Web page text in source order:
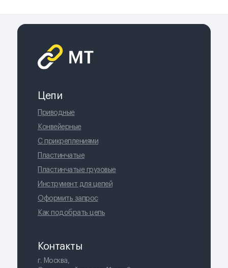
Цепи
Контакты
Приводные
Конвейерные
С прикреплениями
Пластинчатые
Пластинчатые грузовые
Инструмент для цепей
Оформить запрос
Как подобрать цепь
г. Москва,